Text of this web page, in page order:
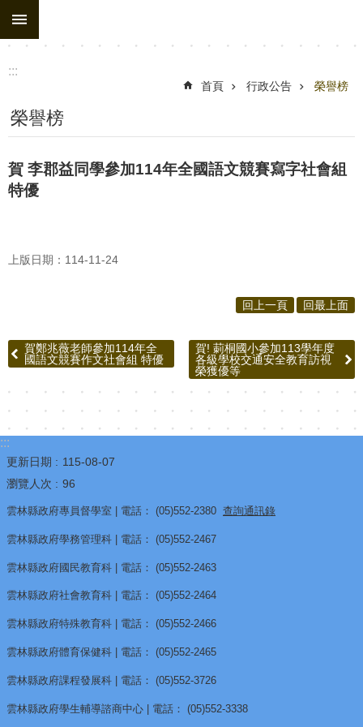
跳到主要內容區塊
搜
尋
處
務
織
公
填
報
專
區
資
安
相
事
項
網
資
:::
首頁 行政公告 榮譽榜
榮譽榜
賀 李郡益同學參加114年全國語文競賽寫字社會組
特優
上版日期：114-11-24
回上一頁 回最上面
賀鄭兆薇老師參加114年全
國語文競賽作文社會組 特優
賀! 莿桐國小參加113學年度
各級學校交通安全教育訪視
榮獲優等
:::
更新日期
115-08-07
瀏覽人次
96
雲林縣政府專員督學室 | 電話： (05)552-2380 查詢通訊錄
雲林縣政府學務管理科 | 電話： (05)552-2467
雲林縣政府國民教育科 | 電話： (05)552-2463
雲林縣政府社會教育科 | 電話： (05)552-2464
雲林縣政府特殊教育科 | 電話： (05)552-2466
雲林縣政府體育保健科 | 電話： (05)552-2465
雲林縣政府課程發展科 | 電話： (05)552-3726
雲林縣政府學生輔導諮商中心 | 電話： (05)552-3338